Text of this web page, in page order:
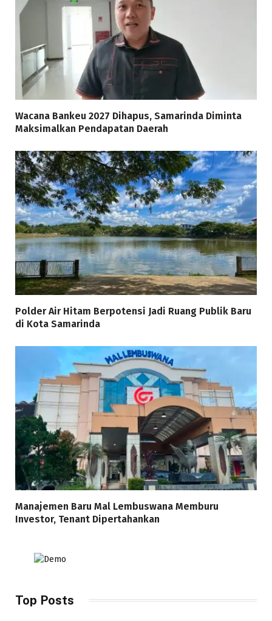
Wacana Bankeu 2027 Dihapus, Samarinda Diminta
Maksimalkan Pendapatan Daerah
Polder Air Hitam Berpotensi Jadi Ruang Publik Baru
di Kota Samarinda
Manajemen Baru Mal Lembuswana Memburu
Investor, Tenant Dipertahankan
Top Posts